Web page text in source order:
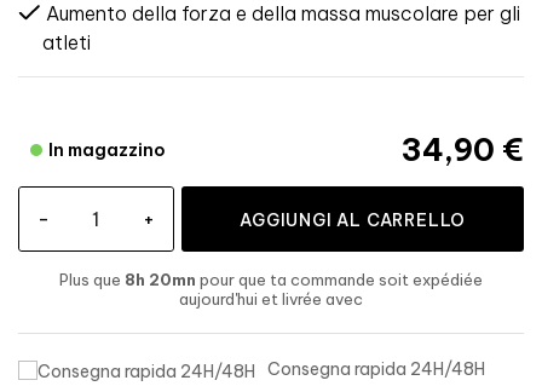
Aumento della forza e della massa muscolare per gli
atleti
34,90 €
In magazzino
- + AGGIUNGI AL CARRELLO
Plus que 8h 20mn pour que ta commande soit expédiée
aujourd'hui et livrée avec
Consegna rapida 24H/48H